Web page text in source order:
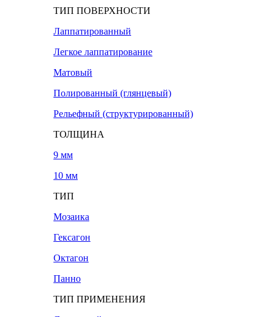
ТИП ПОВЕРХНОСТИ
Лаппатированный
Легкое лаппатирование
Матовый
Полированный (глянцевый)
Рельефный (структурированный)
ТОЛЩИНА
9 мм
10 мм
ТИП
Мозаика
Гексагон
Октагон
Панно
ТИП ПРИМЕНЕНИЯ